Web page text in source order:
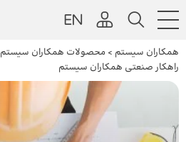
همکاران سیستم > محصولات همکاران سیستم
راهکار صنعتی همکاران سیستم